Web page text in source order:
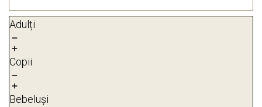
Adulți
Copii
Bebeluși